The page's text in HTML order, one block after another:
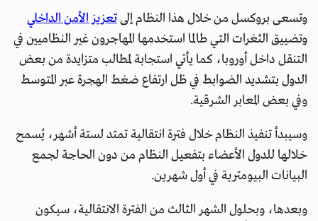
وتسعى بروكسل من خلال هذا النظام إلىتعزيز الأمن الداخلي
وتضييق الثغرات التي طالما استخدمها المهاجرون غير النظاميين في
التنقل داخل أوروبا، كما يأتي استجابة لمطالب متزايدة من بعض
الدول بتشديد الضوابط في ظل ارتفاع ضغط الهجرة عبر المتوسط
وفي بعض المعابر الشرقية.
وسيبدأ تنفيذ النظام خلال فترة انتقالية تمتد لستة أشهر، يُسمح
خلالها للدول الأعضاء بتفعيل النظام من دون الحاجة لجمع
البيانات البيومترية في أول شهرين.
وبعدها، وبحلول الشهر الثالث من الفترة الانتقالية، سيكون